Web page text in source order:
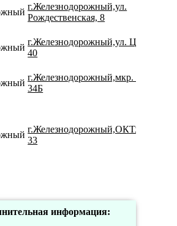
г.Железнодорожный,ул.
Рождественская, 8
г.Железнодорожный,ул.
40
г.Железнодорожный,мкр. Павлино,
34Б
33
информация: